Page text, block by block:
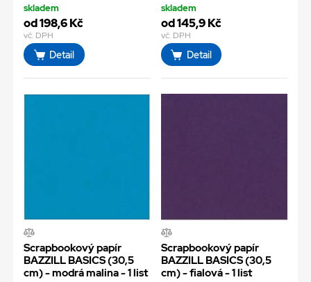
skladem
od 198,6 Kč
vč. DPH
Detail
skladem
od 145,9 Kč
vč. DPH
Detail
Scrapbookový papír
BAZZILL BASICS (30,5
cm) - modrá malina - 1 list
Scrapbookový papír
BAZZILL BASICS (30,5
cm) - fialová - 1 list